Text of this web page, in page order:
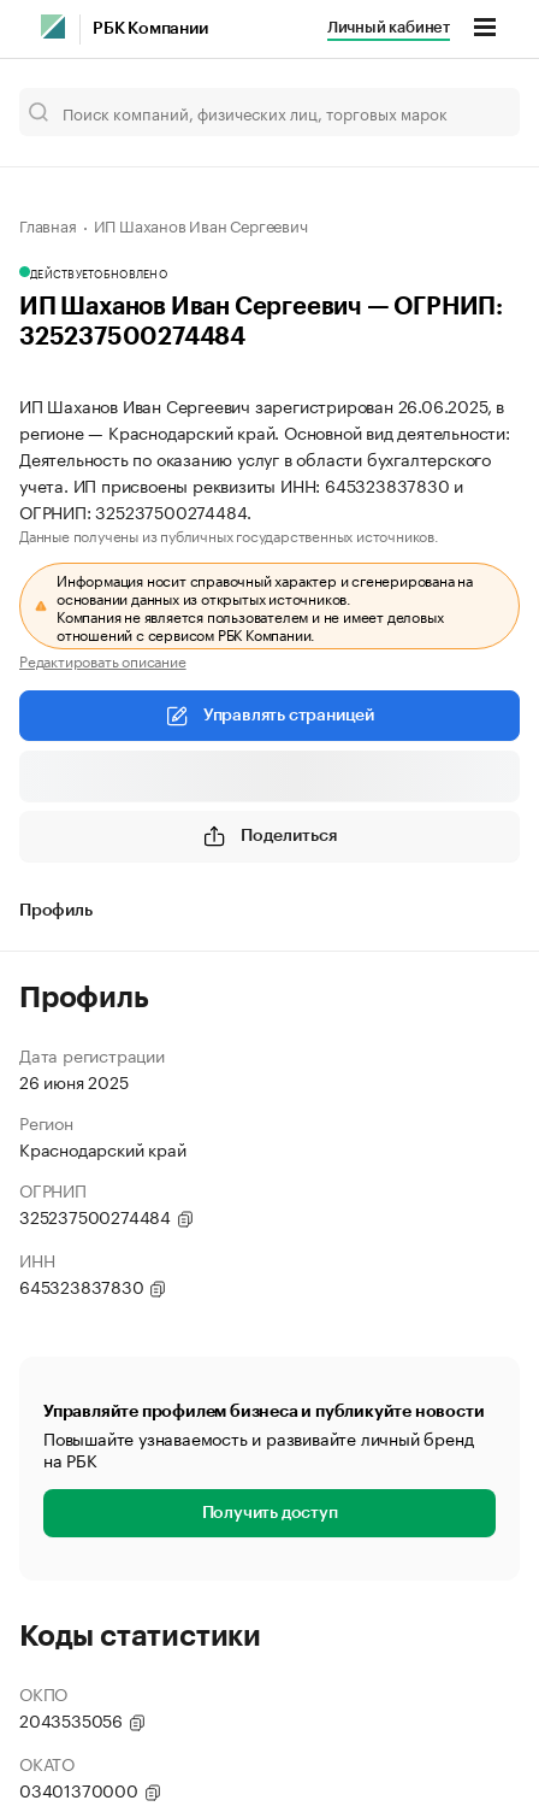
РБК Компании Личный кабинет
Главная ИП Шаханов Иван Сергеевич
ДЕЙСТВУЕТОБНОВЛЕНО
ИП Шаханов Иван Сергеевич — ОГРНИП:
325237500274484
ИП Шаханов Иван Сергеевич зарегистрирован 26.06.2025, в
регионе — Краснодарский край. Основной вид деятельности:
Деятельность по оказанию услуг в области бухгалтерского
учета. ИП присвоены реквизиты ИНН: 645323837830 и
ОГРНИП: 325237500274484.
Данные получены из публичных государственных источников.
Информация носит справочный характер и сгенерирована на
основании данных из открытых источников.
Компания не является пользователем и не имеет деловых
отношений с сервисом РБК Компании.
Редактировать описание
Управлять страницей
Поделиться
Профиль
Профиль
Дата регистрации
26 июня 2025
Регион
Краснодарский край
ОГРНИП
325237500274484
ИНН
645323837830
Управляйте профилем бизнеса и публикуйте новости
Повышайте узнаваемость и развивайте личный бренд
на РБК
Получить доступ
Коды статистики
ОКПО
2043535056
ОКАТО
03401370000